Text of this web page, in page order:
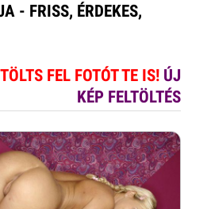
- FRISS, ÉRDEKES,
TÖLTS FEL FOTÓT TE IS! ÚJ
KÉP FELTÖLTÉS